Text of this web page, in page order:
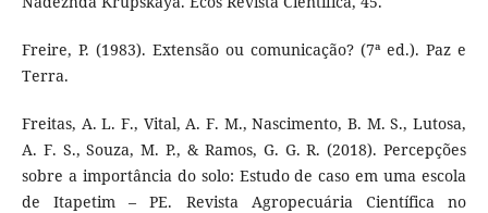
Freire, P. (1983). Extensão ou comunicação? (7ª ed.). Paz e
Terra.
Freitas, A. L. F., Vital, A. F. M., Nascimento, B. M. S., Lutosa,
A. F. S., Souza, M. P., & Ramos, G. G. R. (2018). Percepções
sobre a importância do solo: Estudo de caso em uma escola
de Itapetim – PE. Revista Agropecuária Científica no